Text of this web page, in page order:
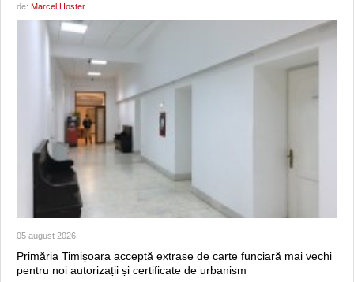
de: Marcel Hoster
05 august 2026
Primăria Timișoara acceptă extrase de carte funciară mai vechi
pentru noi autorizații și certificate de urbanism